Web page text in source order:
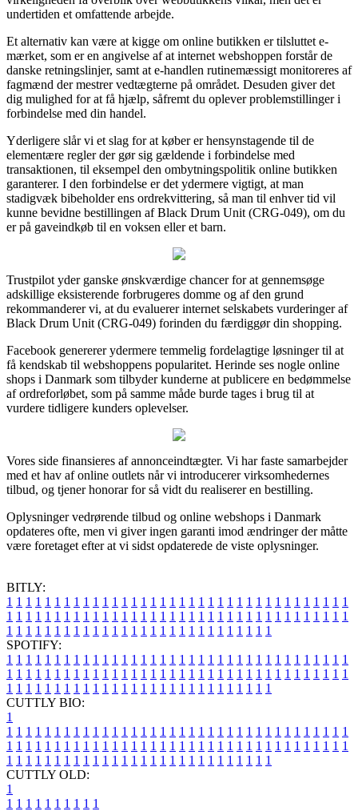
undertiden et omfattende arbejde.
Et alternativ kan være at kigge om online butikken er tilsluttet e-
mærket, som er en angivelse af at internet webshoppen forstår de
danske retningslinjer, samt at e-handlen rutinemæssigt monitoreres af
fagmænd der mestrer vedtægterne på området. Desuden giver det
dig mulighed for at få hjælp, såfremt du oplever problemstillinger i
forbindelse med din handel.
Yderligere slår vi et slag for at køber er hensynstagende til de
elementære regler der gør sig gældende i forbindelse med
transaktionen, til eksempel den ombytningspolitik online butikken
garanterer. I den forbindelse er det ydermere vigtigt, at man
stadigvæk bibeholder ens ordrekvittering, så man til enhver tid vil
kunne bevidne bestillingen af Black Drum Unit (CRG-049), om du
er på gaveindkøb til en voksen eller et barn.
Trustpilot yder ganske ønskværdige chancer for at gennemsøge
adskillige eksisterende forbrugeres domme og af den grund
rekommanderer vi, at du evaluerer internet selskabets vurderinger af
Black Drum Unit (CRG-049) forinden du færdiggør din shopping.
Facebook genererer ydermere temmelig fordelagtige løsninger til at
få kendskab til webshoppens popularitet. Herinde ses nogle online
shops i Danmark som tilbyder kunderne at publicere en bedømmelse
af ordreforløbet, som på samme måde burde tages i brug til at
vurdere tidligere kunders oplevelser.
Vores side finansieres af annonceindtægter. Vi har faste samarbejder
med et hav af online outlets når vi introducerer virksomhedernes
tilbud, og tjener honorar for så vidt du realiserer en bestilling.
Oplysninger vedrørende tilbud og online webshops i Danmark
opdateres ofte, men vi giver ingen garanti imod ændringer der måtte
være foretaget efter at vi sidst opdaterede de viste oplysninger.
BITLY:
1 1 1 1 1 1 1 1 1 1 1 1 1 1 1 1 1 1 1 1 1 1 1 1 1 1 1 1 1 1 1 1 1 1 1 1
1 1 1 1 1 1 1 1 1 1 1 1 1 1 1 1 1 1 1 1 1 1 1 1 1 1 1 1 1 1 1 1 1 1 1 1
1 1 1 1 1 1 1 1 1 1 1 1 1 1 1 1 1 1 1 1 1 1 1 1 1 1 1 1
SPOTIFY:
1 1 1 1 1 1 1 1 1 1 1 1 1 1 1 1 1 1 1 1 1 1 1 1 1 1 1 1 1 1 1 1 1 1 1 1
1 1 1 1 1 1 1 1 1 1 1 1 1 1 1 1 1 1 1 1 1 1 1 1 1 1 1 1 1 1 1 1 1 1 1 1
1 1 1 1 1 1 1 1 1 1 1 1 1 1 1 1 1 1 1 1 1 1 1 1 1 1 1 1
CUTTLY BIO:
1
1 1 1 1 1 1 1 1 1 1 1 1 1 1 1 1 1 1 1 1 1 1 1 1 1 1 1 1 1 1 1 1 1 1 1 1
1 1 1 1 1 1 1 1 1 1 1 1 1 1 1 1 1 1 1 1 1 1 1 1 1 1 1 1 1 1 1 1 1 1 1 1
1 1 1 1 1 1 1 1 1 1 1 1 1 1 1 1 1 1 1 1 1 1 1 1 1 1 1 1
CUTTLY OLD:
1
1 1 1 1 1 1 1 1 1 1